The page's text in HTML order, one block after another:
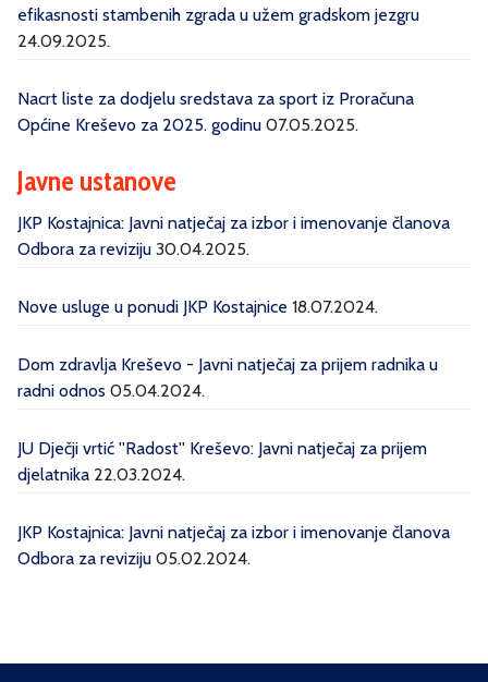
efikasnosti stambenih zgrada u užem gradskom jezgru
24.09.2025.
Nacrt liste za dodjelu sredstava za sport iz Proračuna
Općine Kreševo za 2025. godinu 07.05.2025.
Javne ustanove
JKP Kostajnica: Javni natječaj za izbor i imenovanje članova
Odbora za reviziju 30.04.2025.
Nove usluge u ponudi JKP Kostajnice 18.07.2024.
Dom zdravlja Kreševo - Javni natječaj za prijem radnika u
radni odnos 05.04.2024.
JU Dječji vrtić ''Radost'' Kreševo: Javni natječaj za prijem
djelatnika 22.03.2024.
JKP Kostajnica: Javni natječaj za izbor i imenovanje članova
Odbora za reviziju 05.02.2024.